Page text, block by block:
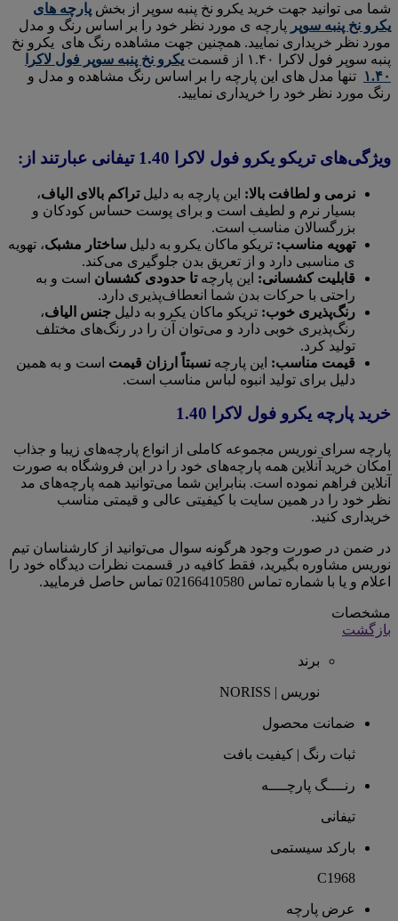
شما می توانید جهت خرید یکرو نخ پنبه سوپر از بخش پارچه های
یکرو نخ پنبه سوپر پارچه ی مورد نظر خود را بر اساس رنگ و مدل
مورد نظر خریداری نمایید. همچنین جهت مشاهده رنگ های یکرو نخ
پنبه سوپر فول لاکرا ۱.۴۰ از قسمت
یکرو نخ پنبه سوپر فول لاکرا
۱.۴۰ تنها مدل های این پارچه را بر اساس رنگ مشاهده و مدل و
رنگ مورد نظر خود را خریداری نمایید.
ویژگی‌های تریکو یکرو فول لاکرا 1.40 تیفانی عبارتند از:
نرمی و لطافت بالا: این پارچه به دلیلتراکم بالای الیاف،
بسیار نرم و لطیف است و برای پوست حساس کودکان و
بزرگسالان مناسب است.
تهویه مناسب: تریکو ماکان یکرو به دلیل ساختار مشبک، تهویه
ی مناسبی دارد و از تعریق بدن جلوگیری می‌کند.
قابلیت کشسانی: این پارچهتا حدودی کشسان است و به
راحتی با حرکات بدن شما انعطاف‌پذیری دارد.
رنگ‌پذیری خوب: تریکو ماکان یکرو به دلیل جنس الیاف،
رنگ‌پذیری خوبی دارد و می‌توان آن را در رنگ‌های مختلف
تولید کرد.
قیمت مناسب: این پارچه نسبتاً ارزان قیمت است و به همین
دلیل برای تولید انبوه لباس مناسب است.
خرید پارچه یکرو فول لاکرا 1.40
پارچه سرای نوریس مجموعه کاملی از انواع پارچه‌های زیبا و جذاب
امکان خرید آنلاین همه پارچه‌های خود را در این فروشگاه به صورت
آنلاین فراهم نموده است. بنابراین شما می‌توانید همه پارچه‌های مد
نظر خود را در همین سایت با کیفیتی عالی و قیمتی مناسب
خریداری کنید.
در ضمن در صورت وجود هرگونه سوال می‌توانید از کارشناسان تیم
نوریس مشاوره بگیرید، فقط کافیه در قسمت نظرات دیدگاه خود را
اعلام و یا با شماره تماس 02166410580 تماس حاصل فرمایید.
مشخصات
بازگشت
برند
نوریس | NORISS
ضمانت محصول
ثبات رنگ | کیفیت بافت
رنــــگ پارچــــه
تیفانی
بارکد سیستمی
C1968
عرض پارچه